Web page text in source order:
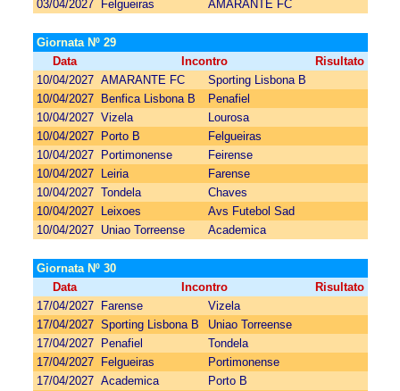
03/04/2027
Felgueiras AMARANTE FC
Giornata Nº 29
Data
Incontro
Risultato
10/04/2027 AMARANTE FC
Sporting Lisbona B
10/04/2027
Benfica Lisbona B
Penafiel
10/04/2027 Vizela
Lourosa
10/04/2027
Porto B
Felgueiras
10/04/2027
Portimonense
Feirense
10/04/2027
Leiria
Farense
10/04/2027 Tondela
Chaves
10/04/2027
Leixoes
Avs Futebol Sad
10/04/2027
Uniao Torreense Academica
Giornata Nº 30
Data
Incontro
Risultato
17/04/2027
Farense
Vizela
17/04/2027 Sporting Lisbona B
Uniao Torreense
17/04/2027
Penafiel
Tondela
17/04/2027
Felgueiras
Portimonense
17/04/2027 Academica
Porto B